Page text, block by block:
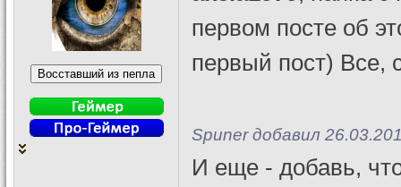
первом посте об
первый пост) Все,
Spuner добавил
И еще - добавь,